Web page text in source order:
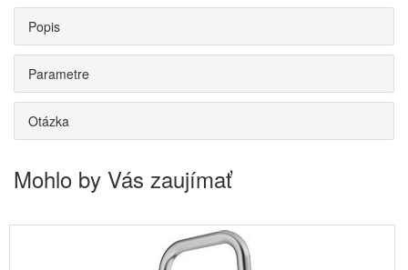
Popis
Parametre
Otázka
Mohlo by Vás zaujímať